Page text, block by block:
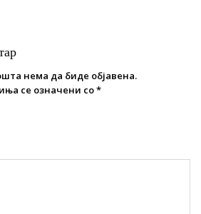
нема да биде објавена.
се означени со*